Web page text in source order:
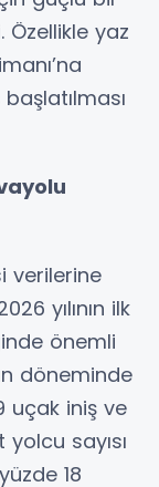
yaz
verilerine
yılının ilk
önemli
döneminde
uçak iniş ve
sayısı
18